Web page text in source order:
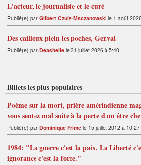
L'acteur, le journaliste et le curé
Publié(e) par Gilbert Czuly-Msczanowski le 1 août
Des cailloux plein les poches, Genval
Publié(e) par Deashelle le 31 juillet 2026 à 5:40
Billets les plus populaires
Poème sur la mort, prière amérindienne
vous sentez mal suite à la perte d'un être
Publié(e) par Dominique Prime le 15 juillet 2012 à 10:27
1984: "La guerre c'est la paix. La Liberté
ignorance c'est la force."